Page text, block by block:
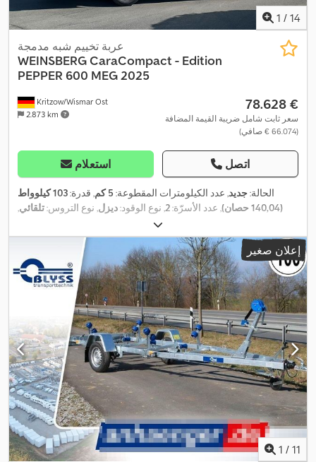
1 / 14
Kritzow/Wismar Ost
2.873 km
عربة تخييم شبه مدمجة
WEINSBERGCaraCompact - Edition
PEPPER 600 MEG 2025
‏78.628 €
سعر ثابت شامل ضريبة القيمة المضافة
(‏66.074 € صافي)
استعلام اتصل
الحالة:جديد, عدد الكيلومترات المقطوعة: 5 كم , قدرة:
103 كيلوواط
(140,04 حصان)
, عدد الأسرّة:2, نوع الوقود:ديزل, نوع التروس:تلقائي,
الكلي:2.910 مم , تكوين المحور:محورين, الوزن الإجمالي:3.500 كجم
,
معدات:
برنامج الثبات الإلكتروني (ESP), تكييف الهواء, حمام, قفل
مركزي, مرشح السخام, نظام الفرامل المانعة للانغلاق (ABS), نظام
الملاحة,
إعلان صغير
1 / 11